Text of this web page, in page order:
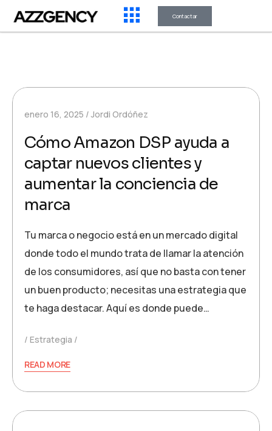
Contactar
enero 16, 2025 Jordi Ordóñez
Cómo Amazon DSP ayuda a
captar nuevos clientes y
aumentar la conciencia de
marca
Tu marca o negocio está en un mercado digital
donde todo el mundo trata de llamar la atención
de los consumidores, así que no basta con tener
un buen producto; necesitas una estrategia que
te haga destacar. Aquí es donde puede…
Estrategia
READ MORE